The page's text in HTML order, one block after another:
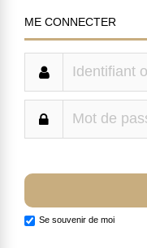
ME CONNECTER
Se souvenir de moi